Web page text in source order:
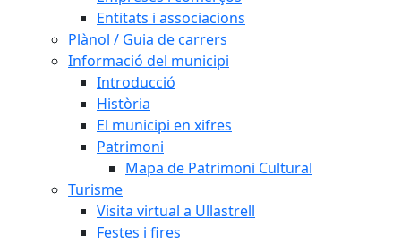
Entitats i associacions
Plànol / Guia de carrers
Informació del municipi
Introducció
Història
El municipi en xifres
Patrimoni
Mapa de Patrimoni Cultural
Turisme
Visita virtual a Ullastrell
Festes i fires